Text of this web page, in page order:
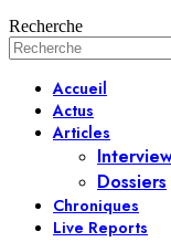
Recherche
Accueil
Actus
Articles
Dossiers
Chroniques
Live Reports